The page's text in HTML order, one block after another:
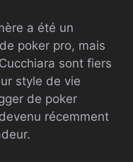
a été un
poker pro, mais
sont fiers
style de vie
de poker
récemment